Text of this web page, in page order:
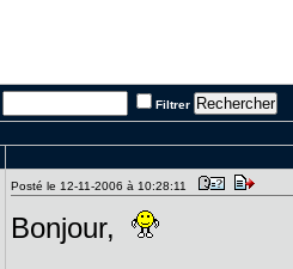
Filtrer
Posté le 12-11-2006 à 10:28:11
Bonjour,